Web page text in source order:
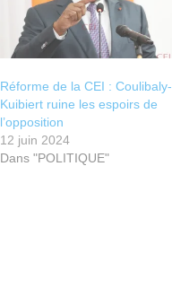
Réforme de la CEI : Coulibaly-
Kuibiert ruine les espoirs de
l’opposition
12 juin 2024
Dans "POLITIQUE"